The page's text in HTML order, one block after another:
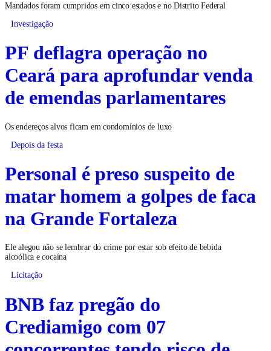
Mandados foram cumpridos em cinco estados e no Distrito Federal
Investigação
PF deflagra operação no
Ceará para aprofundar venda
de emendas parlamentares
Os endereços alvos ficam em condomínios de luxo
Depois da festa
Personal é preso suspeito de
matar homem a golpes de faca
na Grande Fortaleza
Ele alegou não se lembrar do crime por estar sob efeito de bebida
alcoólica e cocaína
Licitação
BNB faz pregão do
Crediamigo com 07